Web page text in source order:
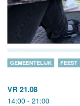
VR 21.08
14:00 - 21:00
GEMEENTELIJK FEEST